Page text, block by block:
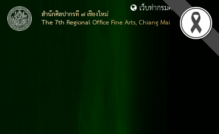
สำนักศิลปากรที่ ๗ เชียงใหม่
The 7th Regional Office Fine Arts, Chiang Mai
เว็บท่ากรมศิลปากร